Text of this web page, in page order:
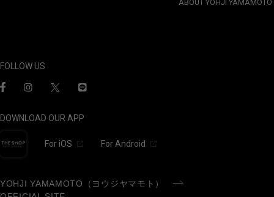
ABOUT YOHJI YAMAMOTO
FOLLOW US
DOWNLOAD OUR APP
For iOS For Android
YOHJI YAMAMOTO（ヨウジヤマモト）